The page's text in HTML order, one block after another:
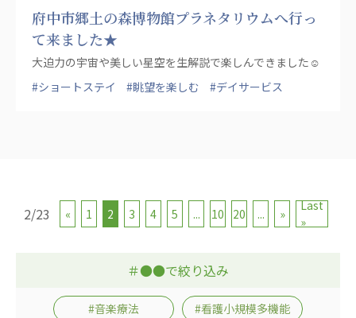
府中市郷土の森博物館プラネタリウムへ行っ
て来ました★
大迫力の宇宙や美しい星空を生解説で楽しんできました☺
#ショートステイ
#眺望を楽しむ #デイサービス
2/23 « 1 2 3 4 5 ... 10 20 ... »
Last
»
＃●●で絞り込み
#音楽療法 #看護小規模多機能